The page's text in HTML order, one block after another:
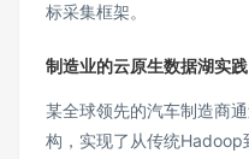
标采集框架。
制造业的云原生数据湖实践
某全球领先的汽车制造商
构，实现了从传统Hadoop